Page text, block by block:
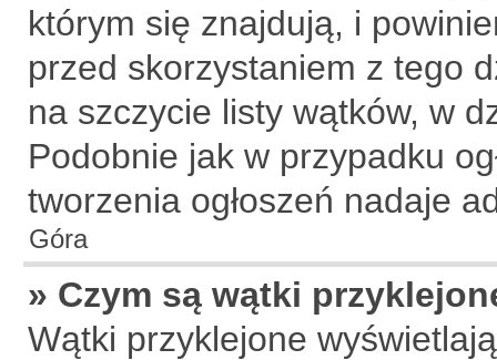
którym się znajdują, i
przed skorzystaniem z tego
na szczycie listy wątków, w
Podobnie jak w przypadku
tworzenia ogłoszeń nadaje
Góra
» Czym są wątki
Wątki przyklejone